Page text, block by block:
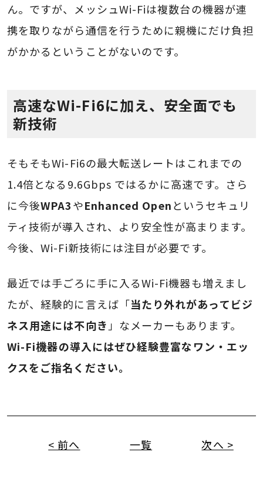
ん。ですが、メッシュWi-Fiは複数台の機器が連
携を取りながら通信を行うために親機にだけ負担
がかかるということがないのです。
高速なWi-Fi6に加え、安全面でも
新技術
そもそもWi-Fi6の最大転送レートはこれまでの
1.4倍となる9.6Gbps ではるかに高速です。さら
に今後WPA3やEnhanced Openというセキュリ
ティ技術が導入され、より安全性が高まります。
今後、Wi-Fi新技術には注目が必要です。
最近では手ごろに手に入るWi-Fi機器も増えまし
たが、経験的に言えば「当たり外れがあってビジ
ネス用途には不向き 」なメーカーもあります。
Wi-Fi機器の導入にはぜひ経験豊富なワン・エッ
クスをご指名ください。
< 前へ 一覧 次へ >